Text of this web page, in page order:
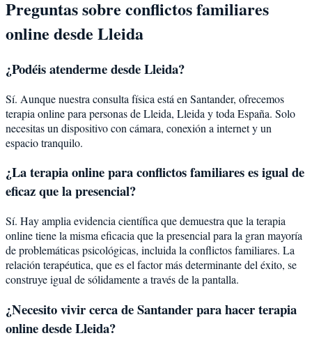
Preguntas sobre conflictos familiares
online desde Lleida
¿Podéis atenderme desdeLleida?
Sí. Aunque nuestra consulta física está en Santander, ofrecemos
terapia online para personas deLleida, Lleida y toda España. Solo
necesitas un dispositivo con cámara, conexión a internet y un
espacio tranquilo.
¿La terapia online paraconflictos familiareses igual de
eficaz que la presencial?
Sí. Hay amplia evidencia científica que demuestra que la terapia
online tiene la misma eficacia que la presencial para la gran mayoría
de problemáticas psicológicas, incluida la conflictos familiares. La
relación terapéutica, que es el factor más determinante del éxito, se
construye igual de sólidamente a través de la pantalla.
¿Necesito vivir cerca de Santander para hacer terapia
online desde Lleida?